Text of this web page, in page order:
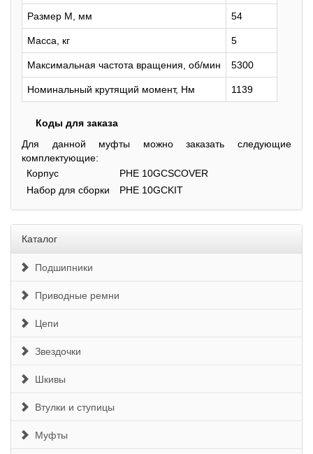
Размер M, мм 54
Масса, кг 5
Максимальная частота вращения, об/мин 5300
Номинальный крутящий момент, Нм 1139
Коды для заказа
Для данной муфты можно заказать следующие
комплектующие:
Корпус
PHE 10GCSCOVER
Набор для сборки
PHE 10GCKIT
Каталог
Подшипники
Приводные ремни
Цепи
Звездочки
Шкивы
Втулки и ступицы
Муфты